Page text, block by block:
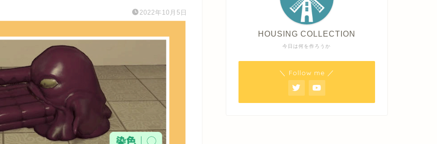
2022年10月5日
今日は何を作ろうか
HOUSING COLLECTION
＼ Follow me ／